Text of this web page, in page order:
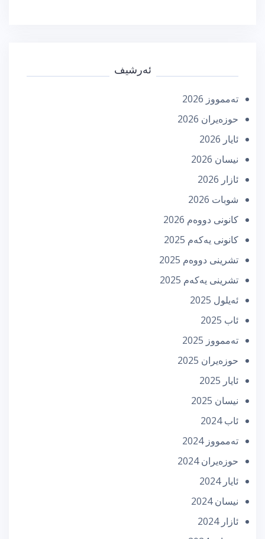
ئەرشیف
تەممووز 2026
حوزه‌یران 2026
ئایار 2026
نیسان 2026
ئازار 2026
شوبات 2026
كانونی دووه‌م 2026
كانونی یه‌كه‌م 2025
تشرینی دووه‌م 2025
تشرینی یه‌كه‌م 2025
ئه‌یلول 2025
ئاب 2025
تەممووز 2025
حوزه‌یران 2025
ئایار 2025
نیسان 2025
ئاب 2024
تەممووز 2024
حوزه‌یران 2024
ئایار 2024
نیسان 2024
ئازار 2024